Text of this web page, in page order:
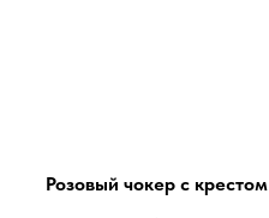
Розовый чокер с крестом